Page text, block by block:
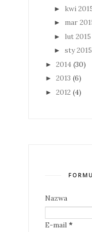
► kwi
► mar
► lut 2015
► sty 2015
► 2014 (30)
► 2013 (6)
► 2012 (4)
Nazwa
E-mail *